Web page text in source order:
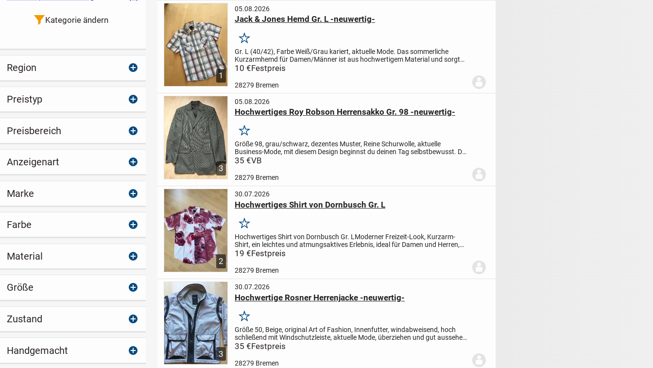
1
05.08.2026
Jack & Jones Hemd Gr. L -neuwertig-
Merken
Gr. L (40/42), Farbe Weiß/Grau kariert, aktuelle Mode. Das sommerliche
Kurzarmhemd für Damen/Männer ist aus hochwertigem Material und sorgt
für ein Plus an Tragekomfort, ein Hingucker für die...
10 €Festpreis
28279 Bremen
3
05.08.2026
Hochwertiges Roy Robson Herrensakko Gr. 98 -neuwertig-
Merken
Größe 98, grau/schwarz, dezentes Muster, Reine Schurwolle, aktuelle
Business-Mode, mit diesem Design beginnst du deinen Tag selbstbewusst. Das
Sakko für Männer ist aus hochwertigem Material und sorgt...
35 €VB
28279 Bremen
2
30.07.2026
Hochwertiges Shirt von Dornbusch Gr. L
Merken
Hochwertiges Shirt von Dornbusch Gr. LModerner Freizeit-Look, Kurzarm-
Shirt, ein leichtes und atmungsaktives Erlebnis, ideal für Damen und Herren,
um an heißen Sommertagen kühl und trocken zu...
19 €Festpreis
28279 Bremen
3
30.07.2026
Hochwertige Rosner Herrenjacke -neuwertig-
Merken
Größe 50, Beige, original Art of Fashion, Innenfutter, windabweisend, hoch
schließend mit Windschutzleiste, aktuelle Mode, überziehen und gut aussehen,
mit diesem Design beginnst du deinen Tag...
35 €Festpreis
28279 Bremen
Kategorie ändern
Region
Preistyp
Preisbereich
Anzeigenart
Marke
Farbe
Material
Größe
Zustand
Handgemacht